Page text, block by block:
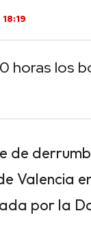
horas los
de
Valencia
por la